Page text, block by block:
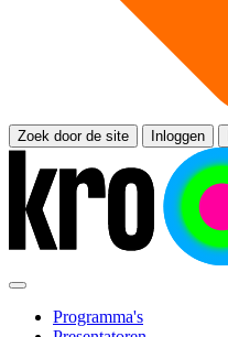
Zoek door de site Inloggen
Programma's